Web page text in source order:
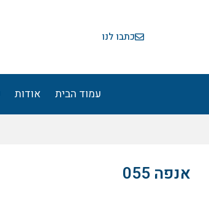
כתבו לנו
עמוד הבית אודות
אנפה 055